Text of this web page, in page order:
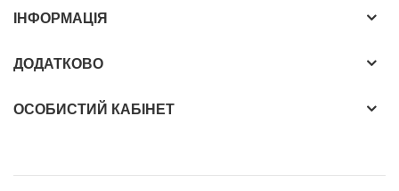
ІНФОРМАЦІЯ
ДОДАТКОВО
ОСОБИСТИЙ КАБІНЕТ